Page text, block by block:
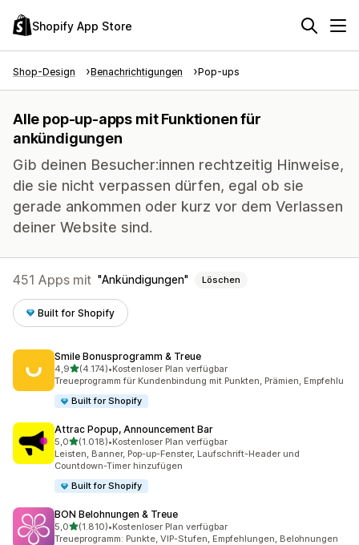
Shopify App Store
Shop-Design Benachrichtigungen Pop-ups
Alle pop-up-apps mit Funktionen für
ankündigungen
Gib deinen Besucher:innen rechtzeitig Hinweise,
die sie nicht verpassen dürfen, egal ob sie
gerade ankommen oder kurz vor dem Verlassen
deiner Website sind.
451 Apps mit Ankündigungen Löschen
Built for Shopify
Smile Bonusprogramm & Treue
4,9von 5 Sternen
(4.174)
4174 Rezensionen insgesamt
•Kostenloser Plan verfügbar
Treueprogramm für Kundenbindung mit Punkten, Prämien, Empfehlu
Built for Shopify
Attrac Popup, Announcement Bar
5,0von 5 Sternen
(1.018)
1018 Rezensionen insgesamt
•Kostenloser Plan verfügbar
Leisten, Banner, Pop-up-Fenster, Laufschrift-Header und
Countdown-Timer hinzufügen
Built for Shopify
BON Belohnungen & Treue
5,0von 5 Sternen
(1.810)
1810 Rezensionen insgesamt
•Kostenloser Plan verfügbar
Treueprogramm: Punkte, VIP-Stufen, Empfehlungen, Belohnungen